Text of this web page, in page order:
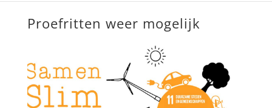
Proefritten weer mogelijk